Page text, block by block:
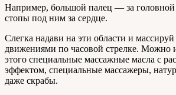
Например, большой палец — за головной
стопы под ним за сердце.
Слегка надави на эти области и
движениями по часовой стрелке. Можно
этого специальные массажные масла с
эффектом, специальные массажеры,
даже скрабы.